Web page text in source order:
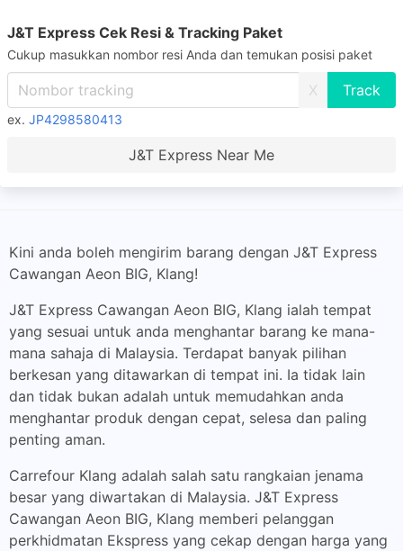
J&T Express Cek Resi & Tracking Paket
Cukup masukkan nombor resi Anda dan temukan posisi paket
X
ex. JP4298580413
J&T Express Near Me
Kini anda boleh mengirim barang dengan J&T Express
Cawangan Aeon BIG, Klang!
J&T Express Cawangan Aeon BIG, Klang ialah tempat
yang sesuai untuk anda menghantar barang ke mana-
mana sahaja di Malaysia. Terdapat banyak pilihan
berkesan yang ditawarkan di tempat ini. Ia tidak lain
dan tidak bukan adalah untuk memudahkan anda
menghantar produk dengan cepat, selesa dan paling
penting aman.
Carrefour Klang adalah salah satu rangkaian jenama
besar yang diwartakan di Malaysia. J&T Express
Cawangan Aeon BIG, Klang memberi pelanggan
perkhidmatan Ekspress yang cekap dengan harga yang